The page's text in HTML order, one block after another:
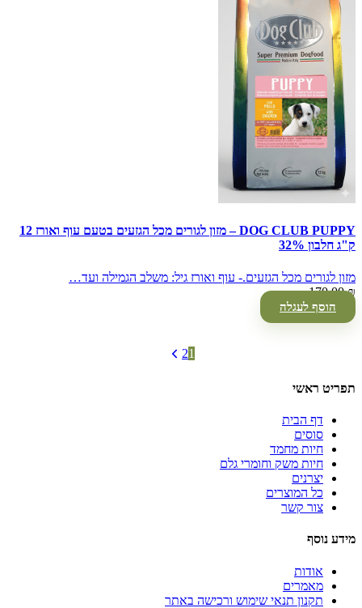
DOG CLUB PUPPY – מזון לגורים מכל הגזעים בטעם עוף ואורז 12
ק"ג חלבון 32%
מזון לגורים מכל הגזעים.- עוף ואורז גיל: משלב הגמילה ועד…
170.00₪
הוסף לעגלה
1
2
תפריט ראשי
דף הבית
סוסים
חיות מחמד
חיות משק וחומרי גלם
יצרנים
כל המוצרים
צור קשר
מידע נוסף
אודות
מאמרים
תקנון תנאי שימוש ורכישה באתר